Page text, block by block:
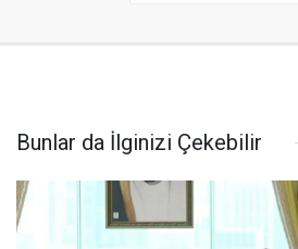
Bunlar da İlginizi Çekebilir